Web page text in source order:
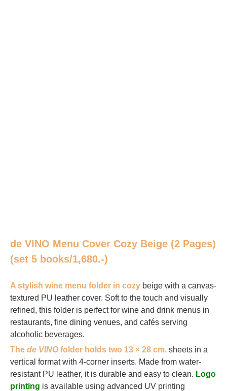
de VINO Menu Cover Cozy Beige (2 Pages)
(set 5 books/1,680.-)
A stylish wine menu folder in cozy beige with a canvas-
textured PU leather cover. Soft to the touch and visually
refined, this folder is perfect for wine and drink menus in
restaurants, fine dining venues, and cafés serving
alcoholic beverages.
The de VINOfolder holds two 13 × 28 cm. sheets in a
vertical format with 4-corner inserts. Made from water-
resistant PU leather, it is durable and easy to clean. Logo
printing is available using advanced UV printing